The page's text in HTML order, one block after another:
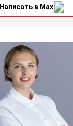
Написать в Max